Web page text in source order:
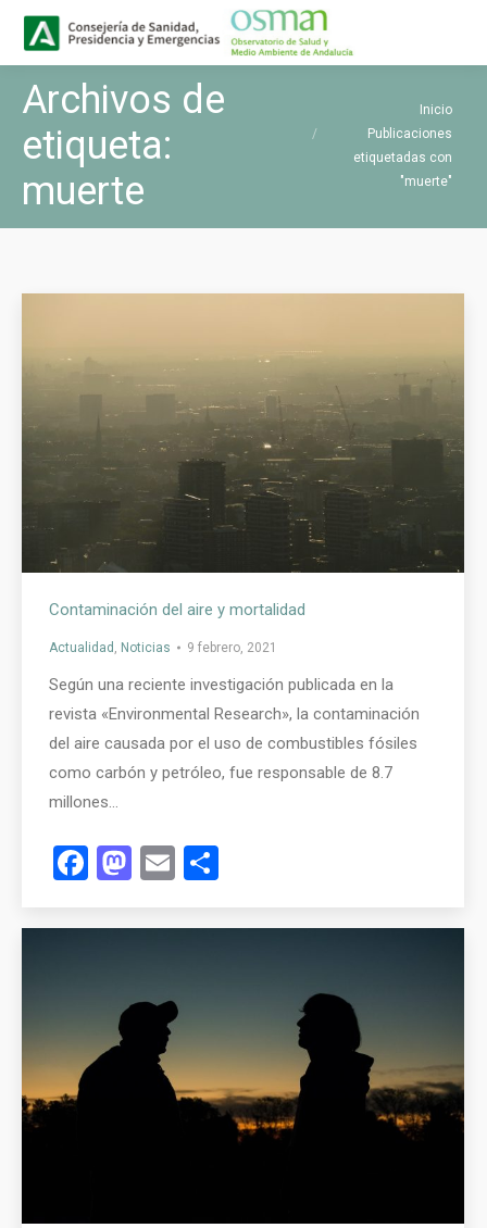
Archivos de
etiqueta:
muerte
Inicio
Publicaciones
etiquetadas con
"muerte"
Contaminación del aire y mortalidad
Actualidad Noticias 9 febrero, 2021
Según una reciente investigación publicada en la
revista «Environmental Research», la contaminación
del aire causada por el uso de combustibles fósiles
como carbón y petróleo, fue responsable de 8.7
millones…
Facebook
Mastodon
Email